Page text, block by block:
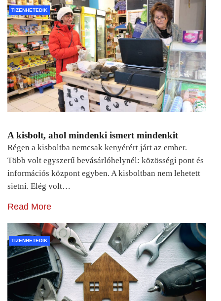
TIZENHETEDIK
A kisbolt, ahol mindenki ismert mindenkit
Régen a kisboltba nemcsak kenyérért járt az ember.
Több volt egyszerű bevásárlóhelynél: közösségi pont és
információs központ egyben. A kisboltban nem lehetett
sietni. Elég volt…
Read More
TIZENHETEDIK